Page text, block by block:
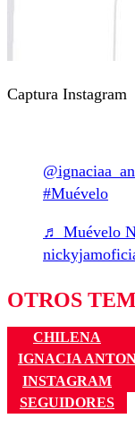
Captura Instagram
#Muévelo
♬ Muévelo
OTROS
CHILENA
IGNACIA
INSTAGRAM
SEGUIDORES